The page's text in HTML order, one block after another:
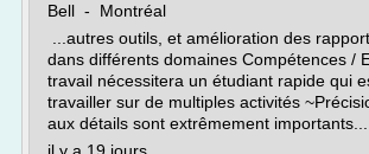
Bell - Montréal
...autres outils, et amélioration des
dans différents domaines Compétences /
travail nécessitera un étudiant rapide qui
travailler sur de multiples activités
aux détails sont extrêmement importants...